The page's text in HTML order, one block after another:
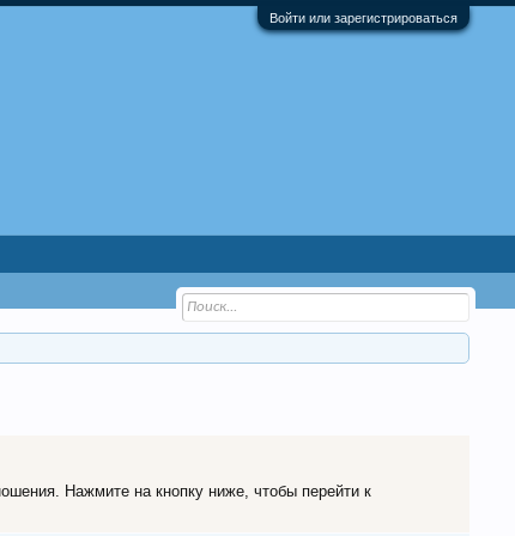
Войти или зарегистрироваться
Нажмите на кнопку ниже, чтобы перейти к